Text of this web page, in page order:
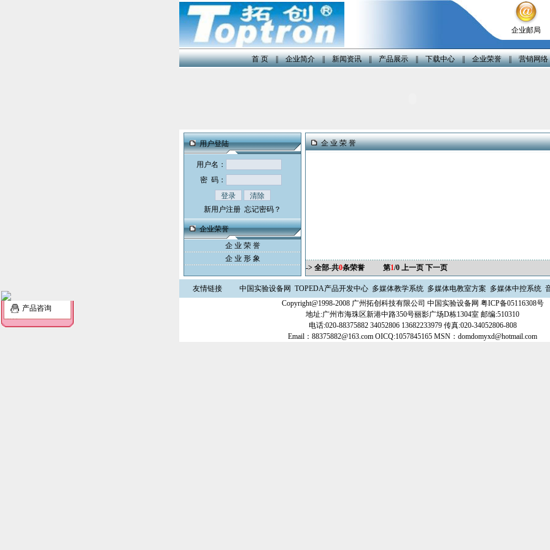
企业邮局
首 页||企业简介||新闻资讯||产品展示||下载中心||企业荣誉||营销网络
用户登陆
用户名：
密 码：
新用户注册 忘记密码？
企业荣誉
企 业 荣 誉
企 业 形 象
企 业 荣 誉
-> 全部-共0条荣誉 第1/0 上一页 下一页
友情链接 中国实验设备网 TOPEDA产品开发中心 多媒体教学系统 多媒体电教室方案 多媒体中控系统
Copyright@1998-2008 广州拓创科技有限公司 中国实验设备网 粤ICP备05116308号
地址:广州市海珠区新港中路350号丽影广场D栋1304室 邮编:510310
电话:020-88375882 34052806 13682233979 传真:020-34052806-808
Email：88375882@163.com OICQ:1057845165 MSN：domdomyxd@hotmail.com
产品咨询